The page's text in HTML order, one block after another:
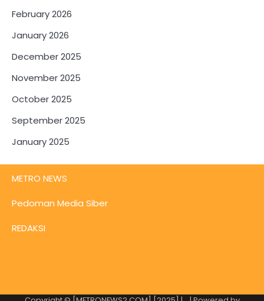
February 2026
January 2026
December 2025
November 2025
October 2025
September 2025
January 2025
METRO NEWS
Pedoman Media Siber
REDAKSI